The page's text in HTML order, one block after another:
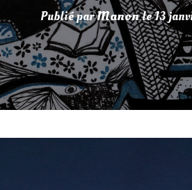
Publié parManonle13